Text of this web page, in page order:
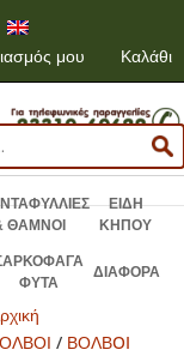
μου
Καλάθι
ΘΑΜΝΟΙ
ΕΙΔΗ
ΚΗΠΟΥ
ΦΥΤΑ
ΔΙΑΦΟΡΑ
/ ΒΟΛΒOI